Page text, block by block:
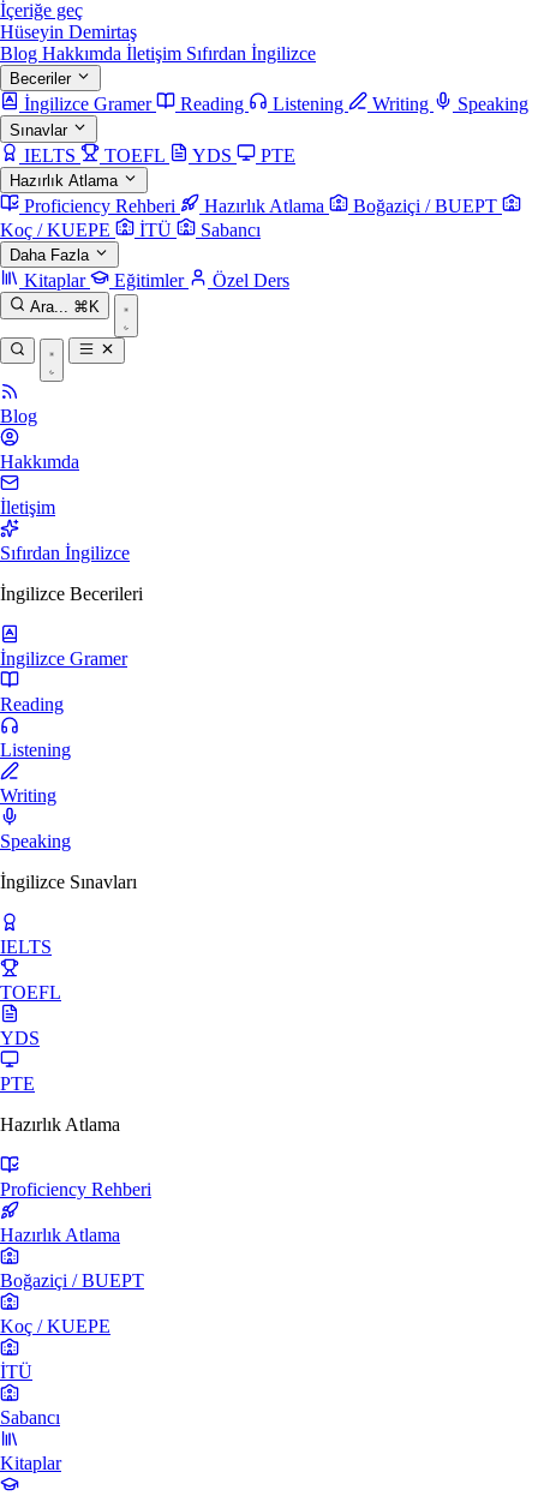
İçeriğe geç
Hüseyin Demirtaş
Blog Hakkımda İletişim Sıfırdan İngilizce
Beceriler
İngilizce Gramer Reading Listening Writing Speaking
Sınavlar
IELTS TOEFL YDS PTE
Hazırlık Atlama
Proficiency Rehberi Hazırlık Atlama
Boğaziçi / BUEPT
Koç / KUEPE
İTÜ Sabancı
Daha Fazla
Kitaplar Eğitimler Özel Ders
Ara... ⌘K
Blog
Hakkımda
İletişim
Sıfırdan İngilizce
İngilizce Becerileri
İngilizce Gramer
Reading
Listening
Writing
Speaking
İngilizce Sınavları
IELTS
TOEFL
YDS
PTE
Hazırlık Atlama
Proficiency Rehberi
Hazırlık Atlama
Boğaziçi / BUEPT
Koç / KUEPE
İTÜ
Sabancı
Kitaplar